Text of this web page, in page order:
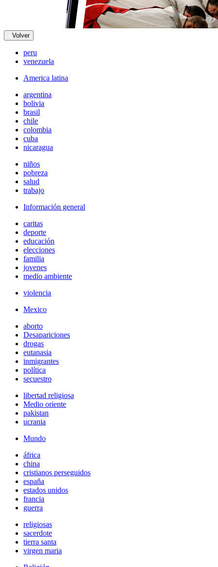
Volver
peru
venezuela
America latina
argentina
bolivia
brasil
chile
colombia
cuba
nicaragua
niños
pobreza
salud
trabajo
Información general
caritas
deporte
educación
elecciones
familia
jovenes
medio ambiente
violencia
Mexico
aborto
Desapariciones
drogas
eutanasia
inmigrantes
política
secuestro
libertad religiosa
Medio oriente
pakistan
ucrania
Mundo
áfrica
china
cristianos perseguidos
españa
estados unidos
francia
guerra
religiosas
sacerdote
tierra santa
virgen maria